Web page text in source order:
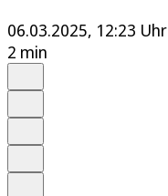
06.03.2025, 12:23 Uhr
2 min